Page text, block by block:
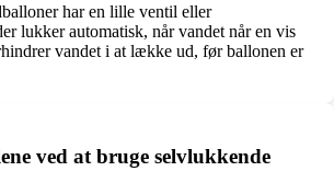
har en lille ventil eller
lukker automatisk, når vandet når en vis
vandet i at lække ud, før ballonen er
ved at bruge selvlukkende